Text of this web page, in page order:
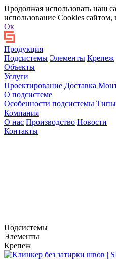
Продолжая использовать наш
использование Cookies
Ок
Продукция
Подсистемы Элементы Крепеж
Объекты
Услуги
Проектирование Доставка
О подсистеме
Особенности подсистемы Типы
Компания
О нас Производство Новости
Контакты
Подсистемы
Элементы
Крепеж